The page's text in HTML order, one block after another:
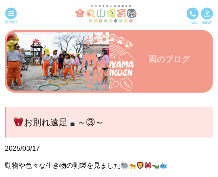
園のブログ
お別れ遠足 ～③～
2025/03/17
動物や色々な生き物の剥製を見ました